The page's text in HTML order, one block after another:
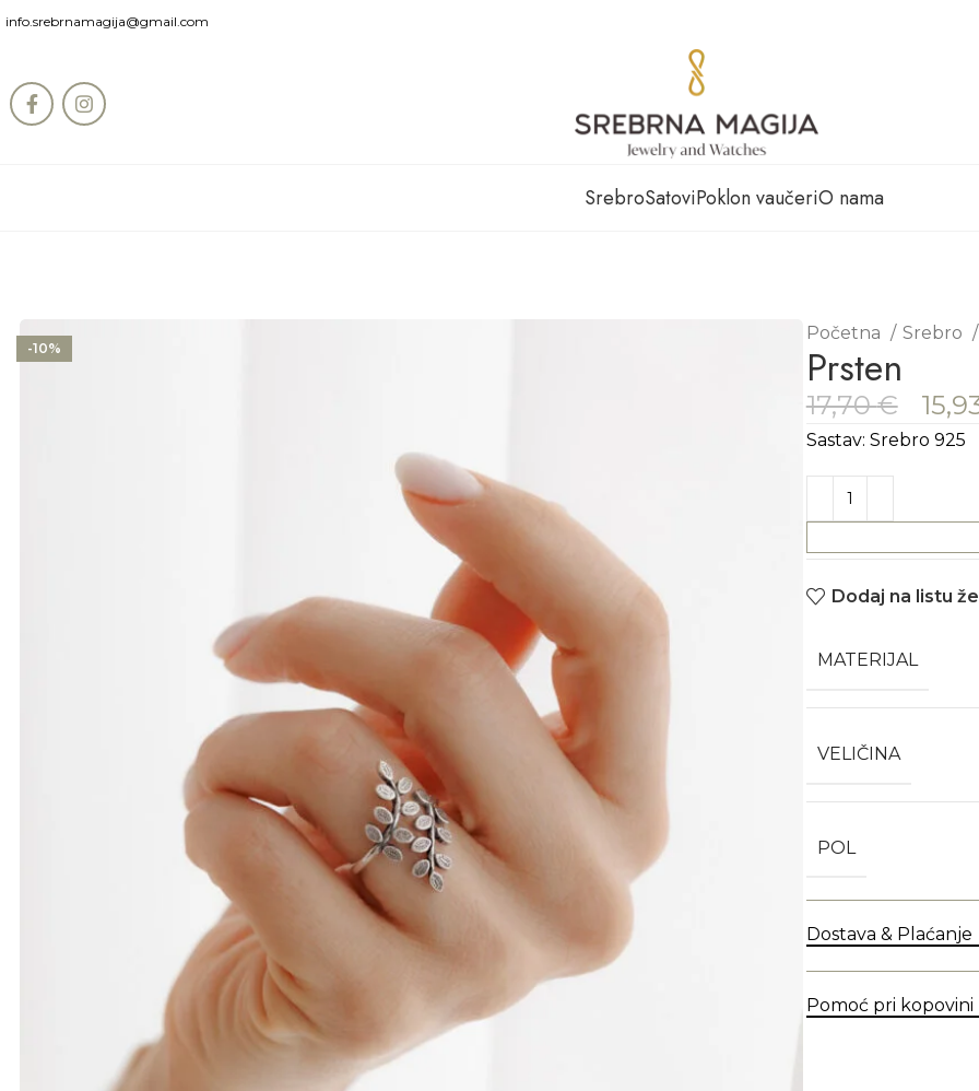
info.srebrnamagija@gmail.com
SrebroSatoviPoklon vaučeriO nama
-10%
Početna Srebro
Prsten
17,70€
Sastav: Srebro 925
Dodaj na listu
MATERIJAL
VELIČINA
POL
Dostava & Plaćanje
Pomoć pri kopovini